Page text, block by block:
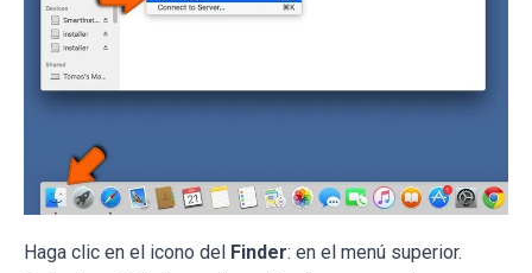
Haga clic en el icono del Finder: en el menú superior.